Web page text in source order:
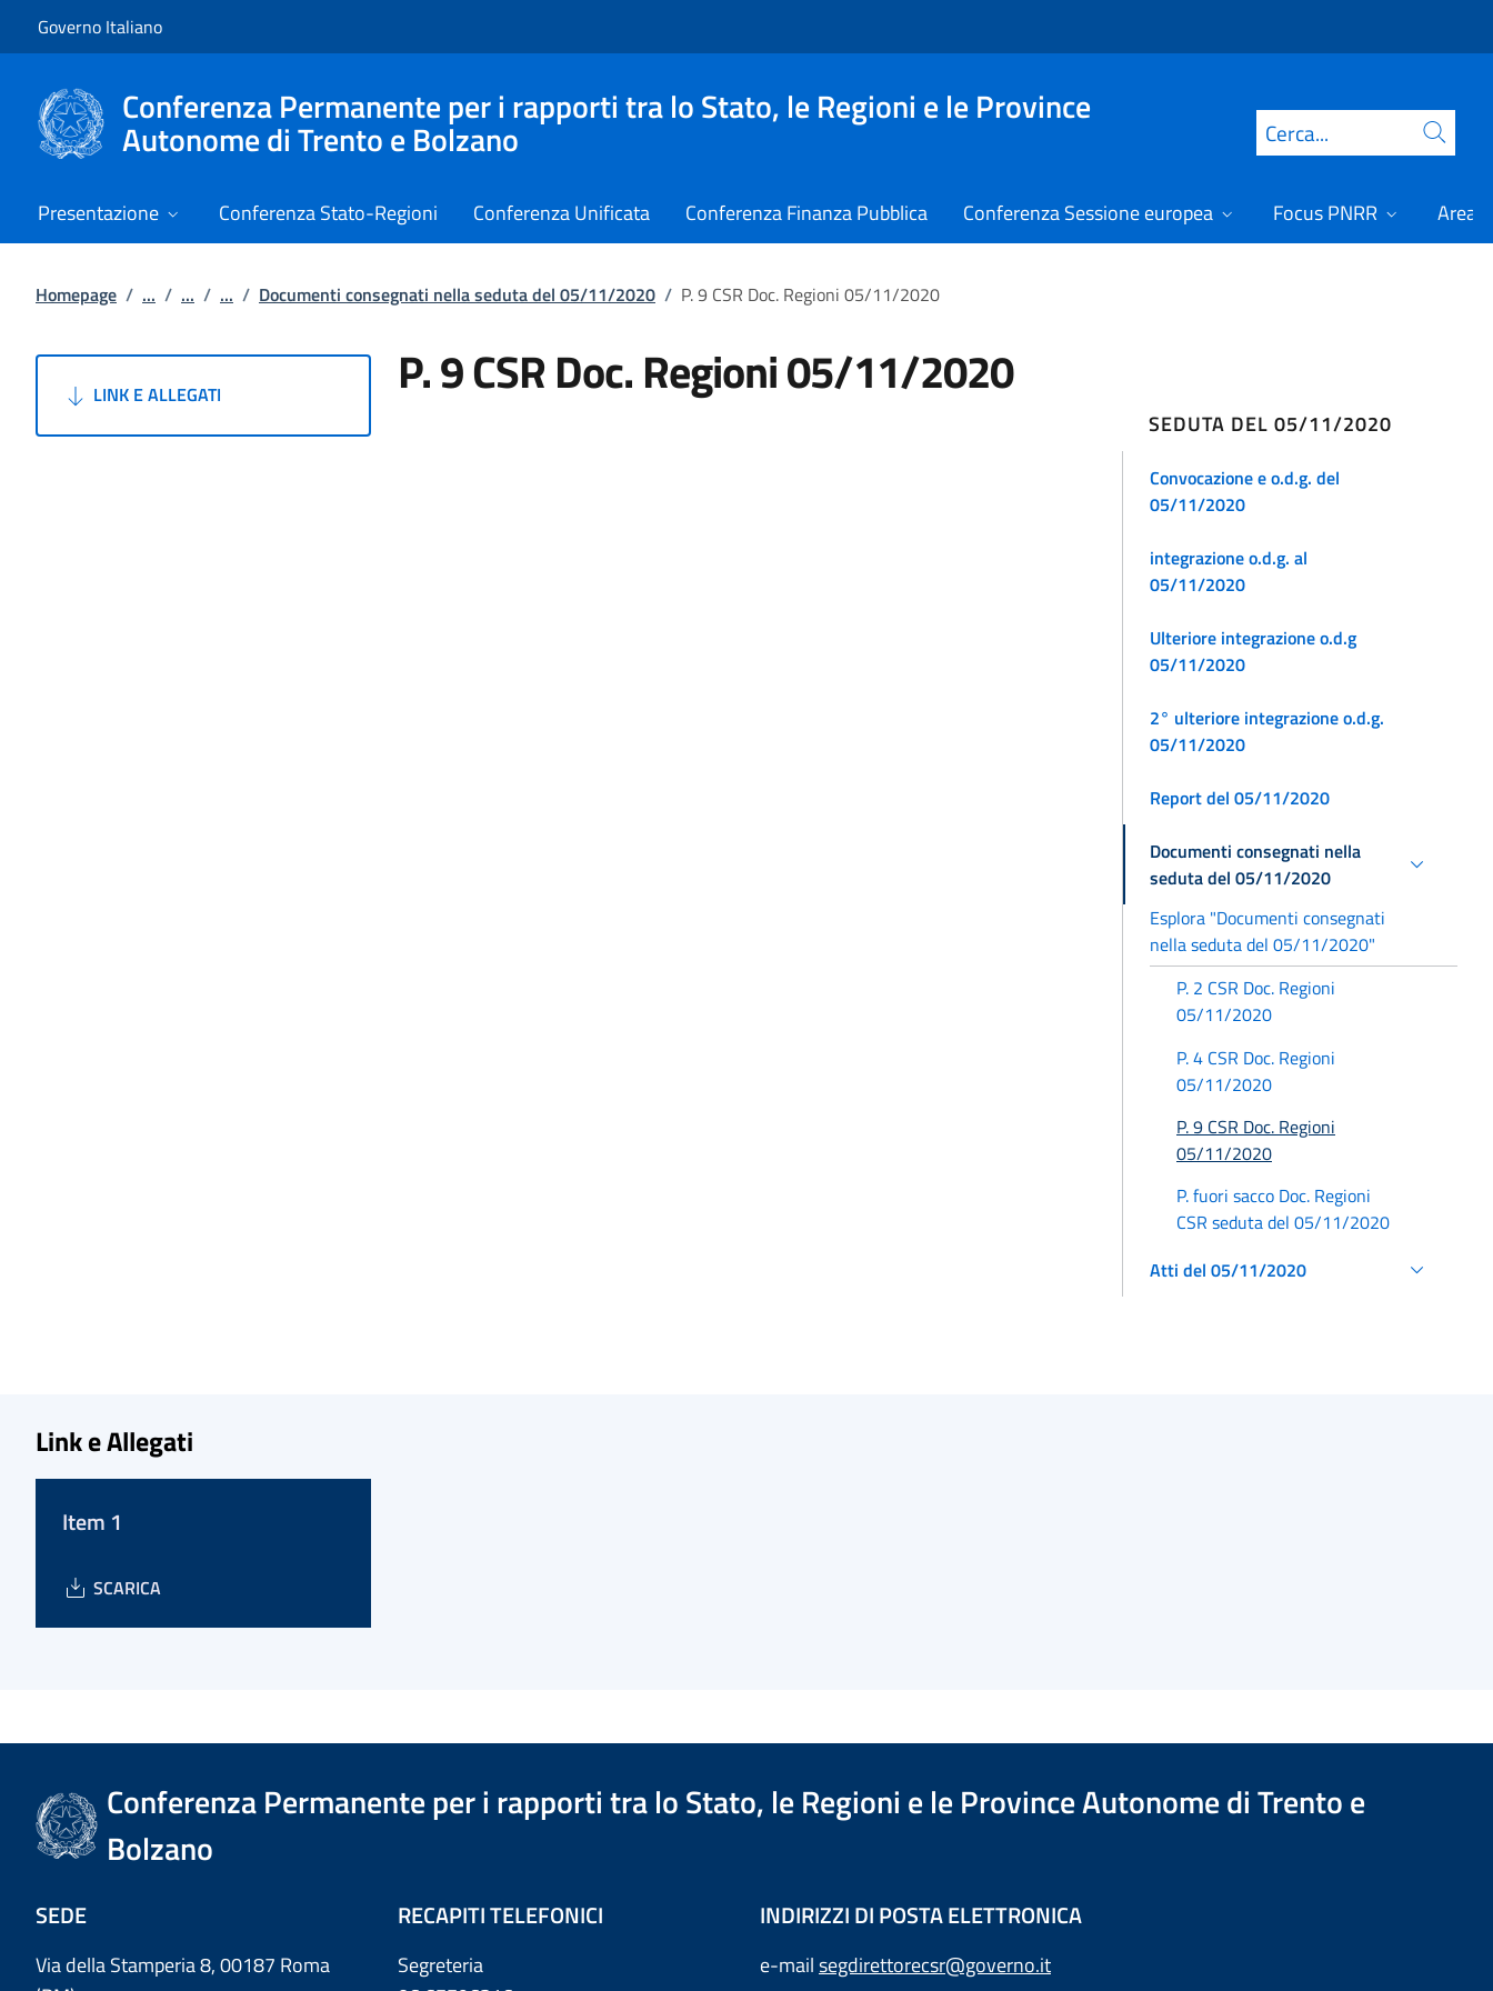
Governo Italiano
Conferenza Permanente per i rapporti tra lo Stato, le Regioni e le Province
Autonome di Trento e Bolzano Cerca
Presentazione Conferenza Stato-Regioni Conferenza Unificata Conferenza Finanza Pubblica Conferenza Sessione europea Focus PNRR Area
Homepage / ... / ... / ... / Documenti consegnati nella seduta del 05/11/2020 / P. 9 CSR Doc. Regioni 05/11/2020
LINK E ALLEGATI P. 9 CSR Doc. Regioni 05/11/2020
SEDUTA DEL 05/11/2020
Convocazione e o.d.g. del
05/11/2020
integrazione o.d.g. al
05/11/2020
Ulteriore integrazione o.d.g
05/11/2020
2° ulteriore integrazione o.d.g.
05/11/2020
Report del 05/11/2020
Documenti consegnati nella
seduta del 05/11/2020
Esplora "Documenti consegnati
nella seduta del 05/11/2020"
P. 2 CSR Doc. Regioni
05/11/2020
P. 4 CSR Doc. Regioni
05/11/2020
P. 9 CSR Doc. Regioni
05/11/2020
P. fuori sacco Doc. Regioni
CSR seduta del 05/11/2020
Atti del 05/11/2020
Link e Allegati
Item 1
SCARICA
Conferenza Permanente per i rapporti tra lo Stato, le Regioni e le Province Autonome di Trento e
Bolzano
SEDE
Via della Stamperia 8, 00187 Roma
RECAPITI TELEFONICI
Segreteria
INDIRIZZI DI POSTA ELETTRONICA
e-mailsegdirettorecsr@governo.it